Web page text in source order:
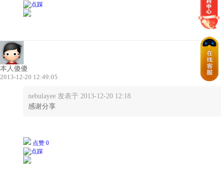
本人傻傻
2013-12-20 12:49:05
nebulayee 发表于 2013-12-20 12:18
感谢分享
点赞 0